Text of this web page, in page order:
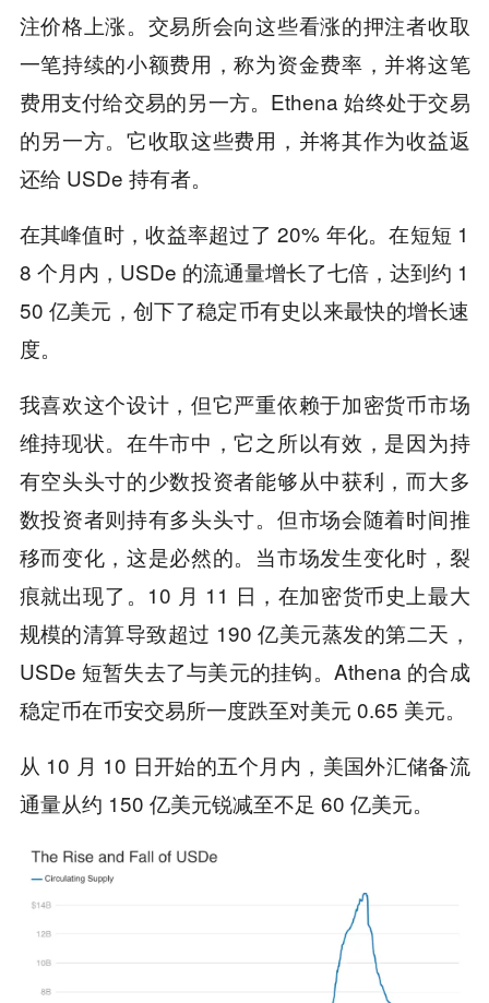
注价格上涨。交易所会向这些看涨的押注者收取
一笔持续的小额费用，称为资金费率，并将这笔
费用支付给交易的另一方。Ethena 始终处于交易
的另一方。它收取这些费用，并将其作为收益返
还给 USDe 持有者。
在其峰值时，收益率超过了 20% 年化。在短短 1
8 个月内，USDe 的流通量增长了七倍，达到约 1
50 亿美元，创下了稳定币有史以来最快的增长速
度。
我喜欢这个设计，但它严重依赖于加密货币市场
维持现状。在牛市中，它之所以有效，是因为持
有空头头寸的少数投资者能够从中获利，而大多
数投资者则持有多头头寸。但市场会随着时间推
移而变化，这是必然的。当市场发生变化时，裂
痕就出现了。10 月 11 日，在加密货币史上最大
规模的清算导致超过 190 亿美元蒸发的第二天，
USDe 短暂失去了与美元的挂钩。Athena 的合成
稳定币在币安交易所一度跌至对美元 0.65 美元。
从 10 月 10 日开始的五个月内，美国外汇储备流
通量从约 150 亿美元锐减至不足 60 亿美元。